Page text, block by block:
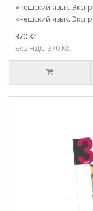
«Чешский язык.
«Чешский язык.
370 Kč
Без НДС: 370 Kč